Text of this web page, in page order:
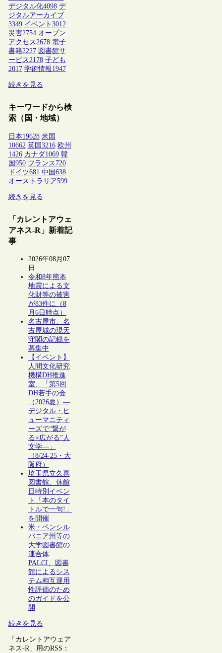
デジタル化4098 デ
ジタルアーカイブ
3349 イベント 3012
災害2754 オープン
アクセス2678 電子
書籍2227 図書館サ
ービス2178 子ども
2017 学術情報1947
続きを見る
キーワードから検
索（国・地域）
日本19628 米国
10662 英国3216 欧州
1426 カナダ1069 韓
国950 フランス 720
ドイツ681 中国638
オーストラリア599
続きを見る
「カレントアウェ
アネス-R」新着記
事
2026年08月07
日
令和8年熊本
地震による文
化財等の被害
が83件に（8
月6日時点）
名古屋市、名
古屋城の現天
守閣の記録を
募集中
【イベント】
人間文化研究
機構DH推進
室、「第5回
DH若手の会
（2026夏）―
デジタル・ヒ
ューマニティ
ーズで“繋が
る×広がる”人
文学―」
（8/24-25・大
阪府）
埼玉県立久喜
図書館、休館
日特別イベン
ト「本のタイ
トルで一句!」
を開催
米・ペンシル
バニア州等の
大学図書館の
連合体
PALCI、図書
館によるシス
テム相互運用
性評価のため
のガイドを公
開
続きを見る
「カレントアウェア
ネス-R」用のRSS：